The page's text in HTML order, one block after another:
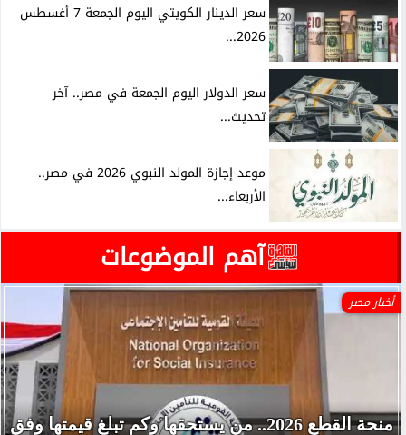
سعر الدينار الكويتي اليوم الجمعة 7 أغسطس
2026...
سعر الدولار اليوم الجمعة في مصر.. آخر
تحديث...
موعد إجازة المولد النبوي 2026 في مصر..
الأربعاء...
آهم الموضوعات
أخبار مصر
منحة القطع 2026.. من يستحقها وكم تبلغ قيمتها وفق